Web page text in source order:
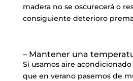
madera no se oscurecerá o
consiguiente deterioro
– Mantener una
Si usamos aire
que en verano pasemos de